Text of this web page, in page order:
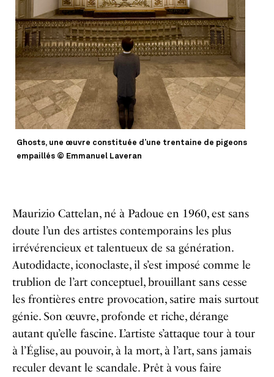
Ghosts, une œuvre constituée d’une trentaine de pigeons
empaillés © Emmanuel Laveran
Maurizio Cattelan, né à Padoue en 1960, est sans
doute l’un des artistes contemporains les plus
irrévérencieux et talentueux de sa génération.
Autodidacte, iconoclaste, il s’est imposé comme le
trublion de l’art conceptuel, brouillant sans cesse
les frontières entre provocation, satire mais surtout
génie. Son œuvre, profonde et riche, dérange
autant qu’elle fascine. L’artiste s’attaque tour à tour
à l’Église, au pouvoir, à la mort, à l’art, sans jamais
reculer devant le scandale. Prêt à vous faire